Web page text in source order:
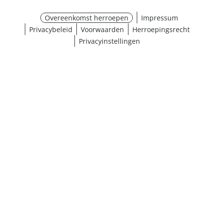
Overeenkomst herroepen
Impressum
Privacybeleid
Voorwaarden
Herroepingsrecht
Privacyinstellingen